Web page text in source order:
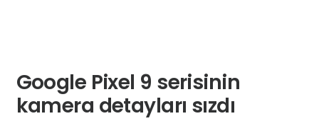
Google Pixel 9 serisinin
kamera detayları sızdı